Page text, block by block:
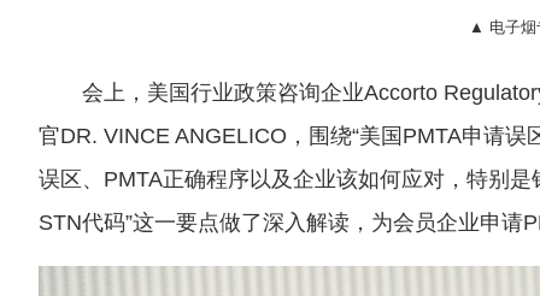
▲ 电子烟
会上，美国行业政策咨询企业Accorto
官DR. VINCE ANGELICO，围绕“美国PMTA申请
误区、PMTA正确程序以及企业该如何应对，特别
STN代码”这一要点做了深入解读，为会员企业申请